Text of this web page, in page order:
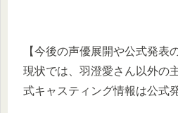
【今後の声優展開や公式発表
現状では、羽澄愛さん以外の
式キャスティング情報は公式